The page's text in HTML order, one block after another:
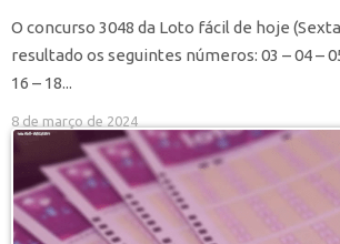
O concurso 3048 da Loto fácil de hoje
resultado os seguintes números: 03 – 04 –
16 – 18...
8 de março de 2024